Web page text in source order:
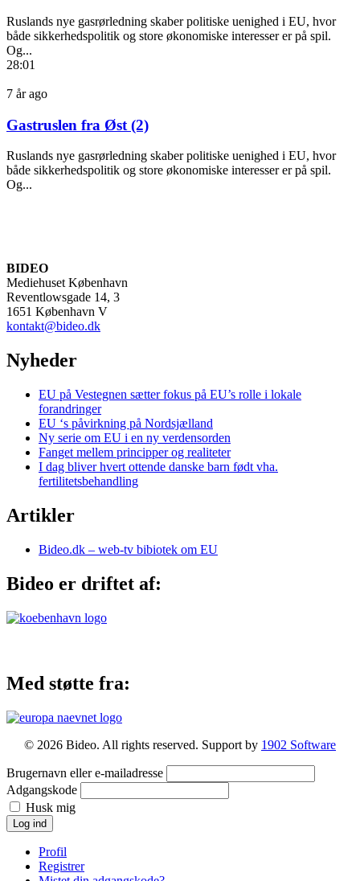
Ruslands nye gasrørledning skaber politiske uenighed i EU, hvor
både sikkerhedspolitik og store økonomiske interesser er på spil.
Og...
28:01
7 år ago
Gastruslen fra Øst (2)
Ruslands nye gasrørledning skaber politiske uenighed i EU, hvor
både sikkerhedspolitik og store økonomiske interesser er på spil.
Og...
BIDEO
Mediehuset København
Reventlowsgade 14, 3
1651 København V
kontakt@bideo.dk
Nyheder
EU på Vestegnen sætter fokus på EU’s rolle i lokale
forandringer
EU ‘s påvirkning på Nordsjælland
Ny serie om EU i en ny verdensorden
Fanget mellem principper og realiteter
I dag bliver hvert ottende danske barn født vha.
fertilitetsbehandling
Artikler
Bideo.dk – web-tv bibiotek om EU
Bideo er driftet af:
Med støtte fra:
© 2026 Bideo. All rights reserved. Support by 1902 Software
Brugernavn eller e-mailadresse
Adgangskode
Husk mig
Log ind
Profil
Registrer